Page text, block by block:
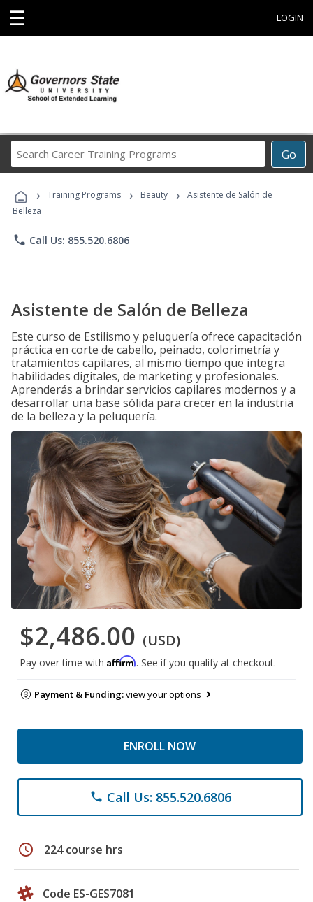
☰ LOGIN
Go
Career
Programs
› Training Programs › Beauty ›
Asistente de Salón de
Belleza
phone Call Us: 855.520.6806
Asistente de Salón de Belleza
Este curso de Estilismo y peluquería ofrece capacitación
práctica en corte de cabello, peinado, colorimetría y
tratamientos capilares, al mismo tiempo que integra
habilidades digitales, de marketing y profesionales.
Aprenderás a brindar servicios capilares modernos y a
desarrollar una base sólida para crecer en la industria
de la belleza y la peluquería.
$2,486.00 (USD)
Pay over time with Affirm. See if you qualify at checkout.
Payment & Funding:view your options
ENROLL NOW
phone Call Us: 855.520.6806
schedule 224 course hrs
Code ES-GES7081